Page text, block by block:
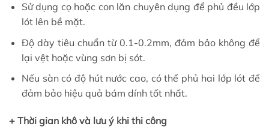
Sử dụng cọ hoặc con lăn chuyên dụng để phủ đều lớp
lót lên bề mặt.
Độ dày tiêu chuẩn từ 0.1-0.2mm, đảm bảo không để
lại vệt hoặc vùng sơn bị sót.
Nếu sàn có độ hút nước cao, có thể phủ hai lớp lót để
đảm bảo hiệu quả bám dính tốt nhất.
+ Thời gian khô và lưu ý khi thi công